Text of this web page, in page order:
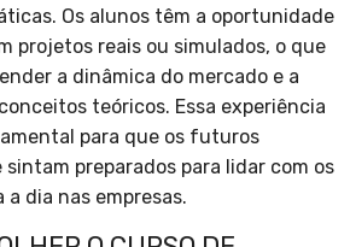
Os alunos têm a oportunidade
projetos reais ou simulados, o que
a dinâmica do mercado e a
teóricos. Essa experiência
para que os futuros
preparados para lidar com os
a dia nas empresas.